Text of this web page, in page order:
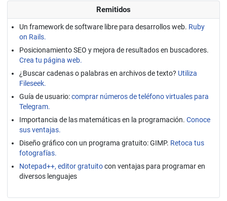
Remitidos
Un framework de software libre para desarrollos web. Ruby
on Rails.
Posicionamiento SEO y mejora de resultados en buscadores.
Crea tu página web.
¿Buscar cadenas o palabras en archivos de texto? Utiliza
Fileseek.
Guía de usuario:comprar números de teléfono virtuales para
Telegram.
Importancia de las matemáticas en la programación. Conoce
sus ventajas.
Diseño gráfico con un programa gratuito: GIMP. Retoca tus
fotografías.
Notepad++, editor gratuitocon ventajas para programar en
diversos lenguajes